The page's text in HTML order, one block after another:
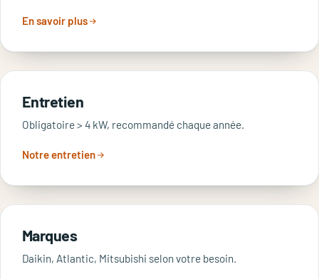
En savoir plus
Entretien
Obligatoire > 4 kW, recommandé chaque année.
Notre entretien
Marques
Daikin, Atlantic, Mitsubishi selon votre besoin.